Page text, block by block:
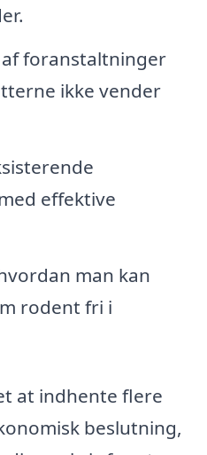
foranstaltninger
ikke vender
effektive
man kan
rodent fri i
at indhente flere
beslutning,